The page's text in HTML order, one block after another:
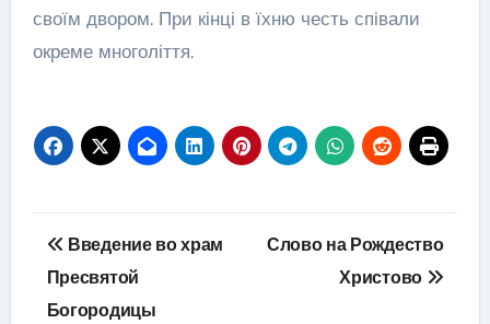
своїм двором. При кінці в їхню честь співали
окреме многоліття.
Навігація
записів
Введение во храм
Пресвятой
Богородицы
Слово на Рождество
Христово